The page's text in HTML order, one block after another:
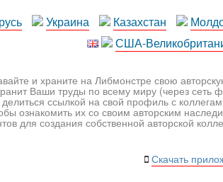
Украина Казахстан
США-
и храните на Либмонстре свою
Ваши труды по всему миру (через сеть
ссылкой на свой профиль с
ознакомить их со своим авторским
для создания собственной авторской
Скачать